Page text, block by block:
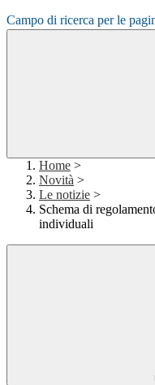
Campo di ricerca per le
Home >
Novità >
Le notizie >
Schema di
individuali